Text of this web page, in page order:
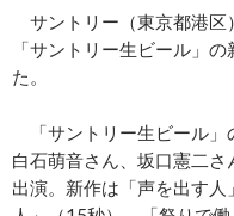
サントリー（東京都港区
「サントリー生ビール」
た。
「サントリー生ビール」
白石萌音さん、坂口憲二
出演。新作は「声を出す